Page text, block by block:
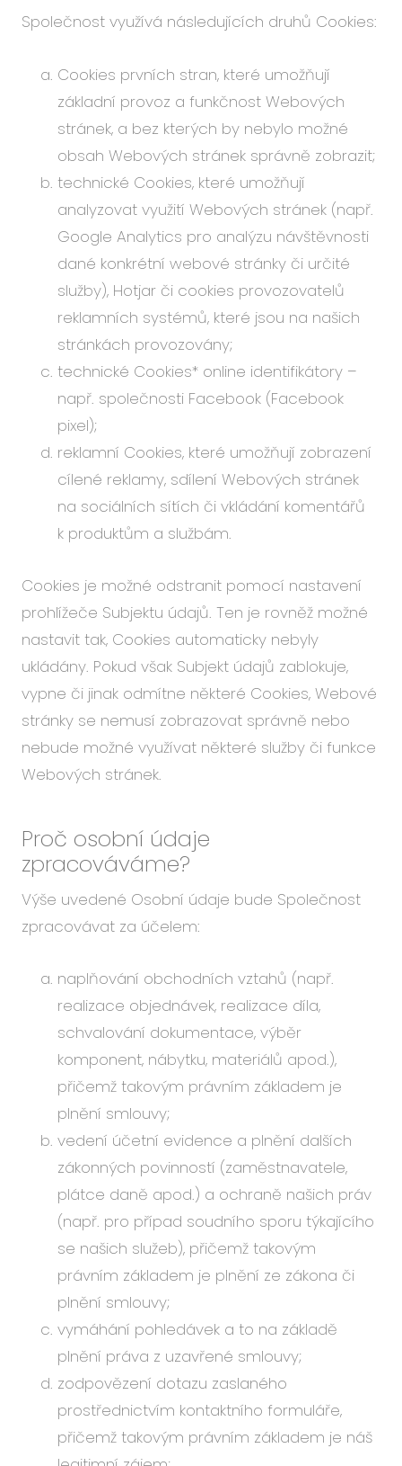
Společnost využívá následujících druhů Cookies:
Cookies prvních stran, které umožňují
základní provoz a funkčnost Webových
stránek, a bez kterých by nebylo možné
obsah Webových stránek správně zobrazit;
technické Cookies, které umožňují
analyzovat využití Webových stránek (např.
Google Analytics pro analýzu návštěvnosti
dané konkrétní webové stránky či určité
služby), Hotjar či cookies provozovatelů
reklamních systémů, které jsou na našich
stránkách provozovány;
technické Cookies* online identifikátory –
např. společnosti Facebook (Facebook
pixel);
reklamní Cookies, které umožňují zobrazení
cílené reklamy, sdílení Webových stránek
na sociálních sítích či vkládání komentářů
k produktům a službám.
Cookies je možné odstranit pomocí nastavení
prohlížeče Subjektu údajů. Ten je rovněž možné
nastavit tak, Cookies automaticky nebyly
ukládány. Pokud však Subjekt údajů zablokuje,
vypne či jinak odmítne některé Cookies, Webové
stránky se nemusí zobrazovat správně nebo
nebude možné využívat některé služby či funkce
Webových stránek.
Proč osobní údaje
zpracováváme?
Výše uvedené Osobní údaje bude Společnost
zpracovávat za účelem:
naplňování obchodních vztahů (např.
realizace objednávek, realizace díla,
schvalování dokumentace, výběr
komponent, nábytku, materiálů apod.),
přičemž takovým právním základem je
plnění smlouvy;
vedení účetní evidence a plnění dalších
zákonných povinností (zaměstnavatele,
plátce daně apod.) a ochraně našich práv
(např. pro případ soudního sporu týkajícího
se našich služeb), přičemž takovým
právním základem je plnění ze zákona či
plnění smlouvy;
vymáhání pohledávek a to na základě
plnění práva z uzavřené smlouvy;
zodpovězení dotazu zaslaného
prostřednictvím kontaktního formuláře,
přičemž takovým právním základem je náš